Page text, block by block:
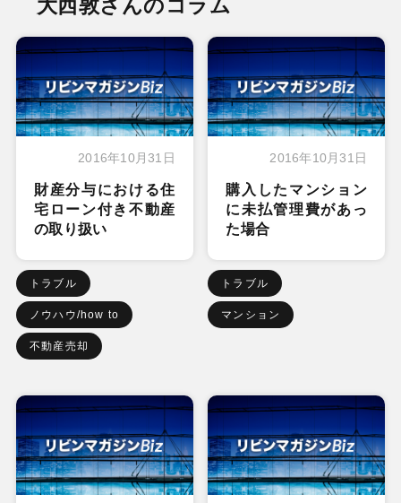
大西敦さんのコラム
2016年10月31日
財産分与における住
宅ローン付き不動産
の取り扱い
トラブル
ノウハウ/how to
不動産売却
2016年10月31日
購入したマンション
に未払管理費があっ
た場合
トラブル
マンション